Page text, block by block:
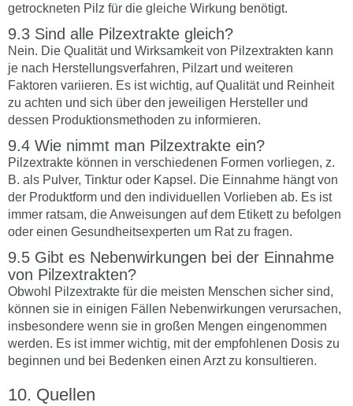
getrockneten Pilz für die gleiche Wirkung benötigt.
Sind alle Pilzextrakte gleich?
Nein. Die Qualität und Wirksamkeit von Pilzextrakten kann
je nach Herstellungsverfahren, Pilzart und weiteren
Faktoren variieren. Es ist wichtig, auf Qualität und Reinheit
zu achten und sich über den jeweiligen Hersteller und
dessen Produktionsmethoden zu informieren.
Wie nimmt man Pilzextrakte ein?
Pilzextrakte können in verschiedenen Formen vorliegen, z.
B. als Pulver, Tinktur oder Kapsel. Die Einnahme hängt von
der Produktform und den individuellen Vorlieben ab. Es ist
immer ratsam, die Anweisungen auf dem Etikett zu befolgen
oder einen Gesundheitsexperten um Rat zu fragen.
Gibt es Nebenwirkungen bei der Einnahme
von Pilzextrakten?
Obwohl Pilzextrakte für die meisten Menschen sicher sind,
können sie in einigen Fällen Nebenwirkungen verursachen,
insbesondere wenn sie in großen Mengen eingenommen
werden. Es ist immer wichtig, mit der empfohlenen Dosis zu
beginnen und bei Bedenken einen Arzt zu konsultieren.
Quellen